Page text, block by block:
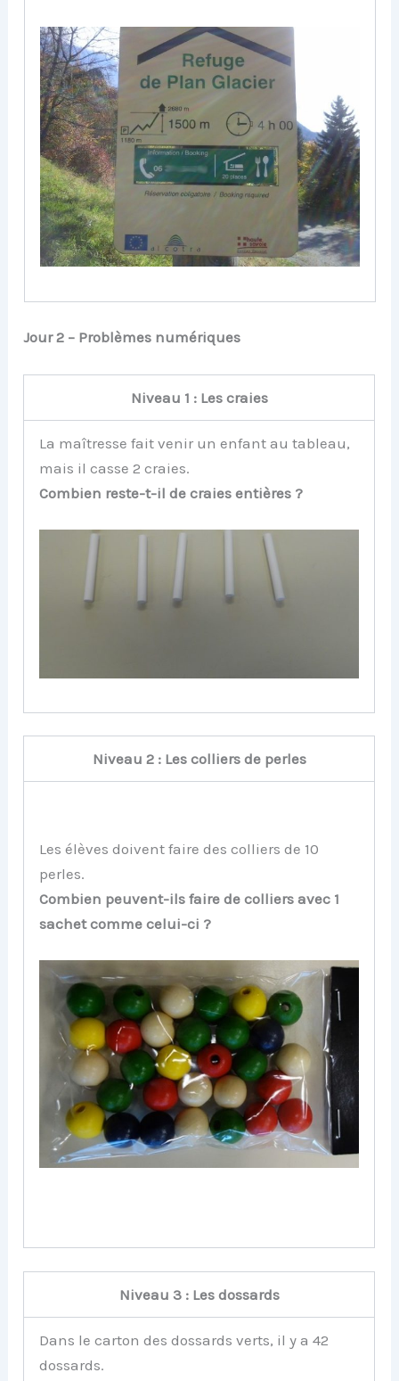
Jour 2 – Problèmes numériques
Niveau 1 : Les craies
La maîtresse fait venir un enfant au tableau,
mais il casse 2 craies.
Combien reste-t-il de craies entières ?
Niveau 2 : Les colliers de perles
Les élèves doivent faire des colliers de 10
perles.
Combien peuvent-ils faire de colliers avec 1
sachet comme celui-ci ?
Niveau 3 : Les dossards
Dans le carton des dossards verts, il y a 42
dossards.